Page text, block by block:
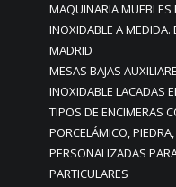
MAQUINARIA MUEBLES
INOXIDABLE A MEDIDA.
MADRID
MESAS BAJAS
INOXIDABLE LACADAS
TIPOS DE ENCIMERAS
PORCELÁMICO,
PERSONALIZADAS
PARTICULARES